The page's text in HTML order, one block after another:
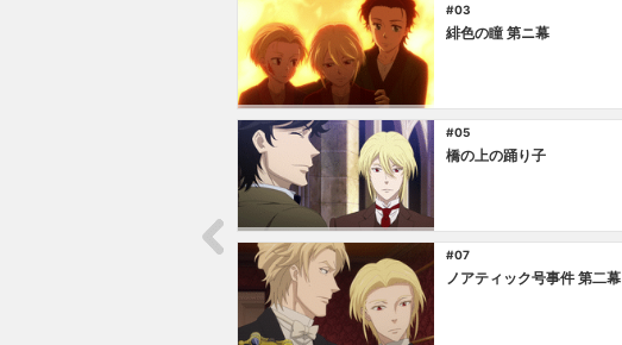
#03
緋色の瞳 第ニ幕
#05
橋の上の踊り子
#07
ノアティック号事件 第二幕